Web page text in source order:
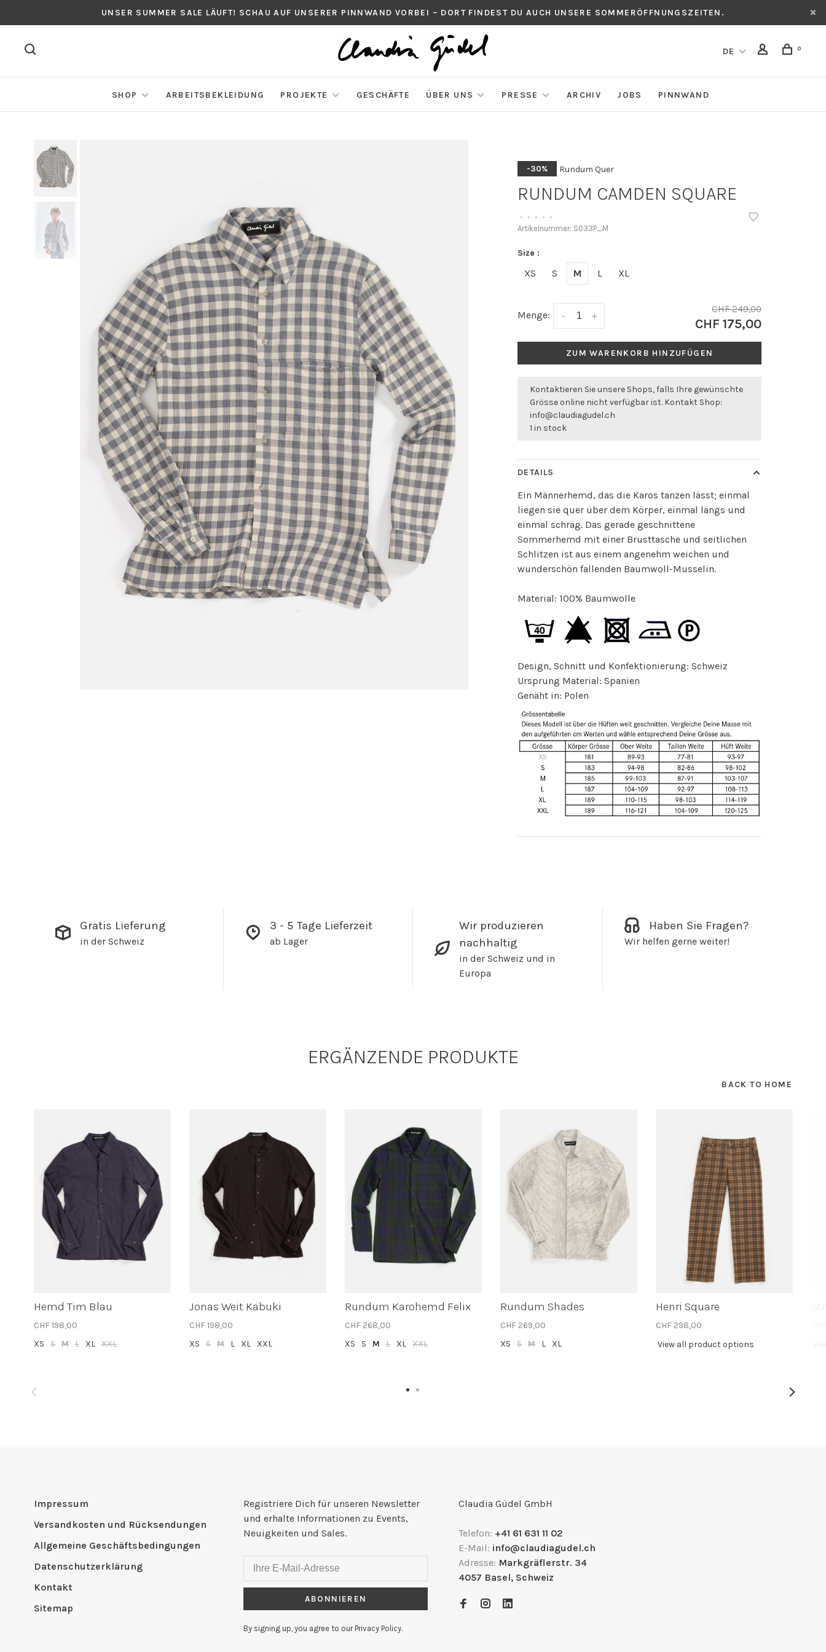
UNSER SUMMER SALE LÄUFT! SCHAU AUF UNSERER PINNWAND VORBEI – DORT FINDEST DU AUCH UNSERE SOMMERÖFFNUNGSZEITEN.
DE 0
SHOP ARBEITSBEKLEIDUNG PROJEKTE GESCHÄFTE ÜBER UNS PRESSE ARCHIV JOBS PINNWAND
-30% Rundum Quer
RUNDUM CAMDEN SQUARE
• • • • •
Artikelnummer: S033P_M
Size :
XS S M L XL
Menge: +
-
CHF 249,00
CHF 175,00
ZUM WARENKORB HINZUFÜGEN
Kontaktieren Sie unsere Shops, falls Ihre gewünschte
Grösse online nicht verfügbar ist. Kontakt Shop:
info@claudiagudel.ch
1 in stock
DETAILS
Ein Männerhemd, das die Karos tanzen lässt; einmal
liegen sie quer über dem Körper, einmal längs und
einmal schräg. Das gerade geschnittene
Sommerhemd mit einer Brusttasche und seitlichen
Schlitzen ist aus einem angenehm weichen und
wunderschön fallenden Baumwoll-Musselin.
Material: 100% Baumwolle
Design, Schnitt und Konfektionierung: Schweiz
Ursprung Material: Spanien
Genäht in: Polen
Gratis Lieferung
in der Schweiz
3 - 5 Tage Lieferzeit
ab Lager
Wir produzieren
nachhaltig
in der Schweiz und in
Europa
Haben Sie Fragen?
Wir helfen gerne weiter!
ERGÄNZENDE PRODUKTE
BACK TO HOME
Hemd Tim Blau
CHF 198,00
XS
S M L XL XXL
Jonas Weit Kabuki
CHF 198,00
XS
S M L XL XXL
Rundum Karohemd Felix
CHF 268,00
XS
S M L XL XXL
Rundum Shades
CHF 269,00
XS
S M L XL
Henri Square
CHF 298,00
View all product options
Impressum
Versandkosten und Rücksendungen
Allgemeine Geschäftsbedingungen
Datenschutzerklärung
Kontakt
Sitemap
Registriere Dich für unseren Newsletter
und erhalte Informationen zu Events,
Neuigkeiten und Sales.
ABONNIEREN
By signing up, you agree to our Privacy Policy.
Claudia Güdel GmbH
Telefon: +41 61 631 11 02
E-Mail: info@claudiagudel.ch
Adresse: Markgräflerstr. 34
4057 Basel, Schweiz